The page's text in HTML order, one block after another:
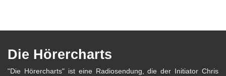
Die Hörercharts
"Die Hörercharts" ist eine Radiosendung, die der Initiator Chris